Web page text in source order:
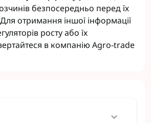
безпосередньо перед їх
отримання іншої інформації
росту або їх
в компанію Agro-trade